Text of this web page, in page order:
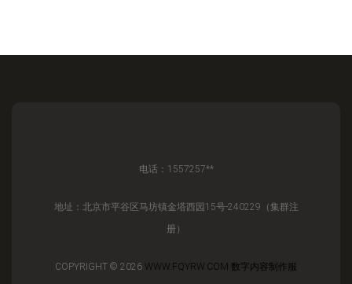
电话：1557257**
地址：北京市平谷区马坊镇金塔西园15号-240229（集群注
册）
COPYRIGHT © 2026 WWW.FQYRW.COM 数字内容制作服